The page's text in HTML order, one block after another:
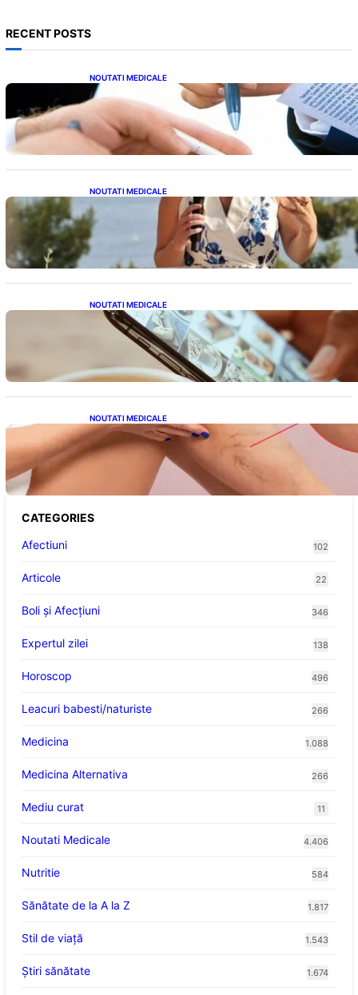
RECENT POSTS
NOUTATI MEDICALE
Acordul României cu Banca Mondială: O
Analiză Detaliată a Împrumutului și
Condițiilor Impuse
NOUTATI MEDICALE
Nașterea prințesei Eugenie la Lisabona: O
alegere plină de semnificație pentru familia
regală britanică
NOUTATI MEDICALE
Revoluția Bateriilor pentru Telefoane:
Avantaje, Provocări și Viitorul Tehnologiei
Energetice
NOUTATI MEDICALE
Varicele și Umflarea Picioarelor pe Caniculă:
Înțelegerea Simptomelor și Măsurilor de
Prevenție
CATEGORIES
Afectiuni
102
Articole 22
Boli și Afecțiuni 346
Expertul zilei 138
Horoscop 496
Leacuri babesti/naturiste 266
Medicina 1.088
Medicina Alternativa 266
Mediu curat 11
Noutati Medicale 4.406
Nutritie 584
Sănătate de la A la Z 1.817
Stil de viaţă 1.543
Ştiri sănătate 1.674